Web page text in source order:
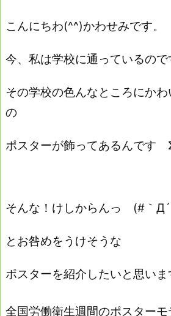
こんにちわ(^^)かわせみです。
今、私は学校に通っているので
その学校の色んなところにか
の
ポスターが飾ってあるんです
そんな！けしからんっ (#｀
とお咎めをうけそうな
ポスターを紹介したいと思いま
全国労働衛生週間のポスター